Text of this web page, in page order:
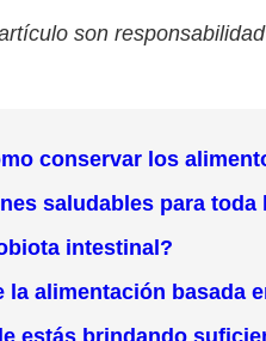
son
conservar los
saludables para toda
intestinal?
alimentación basada